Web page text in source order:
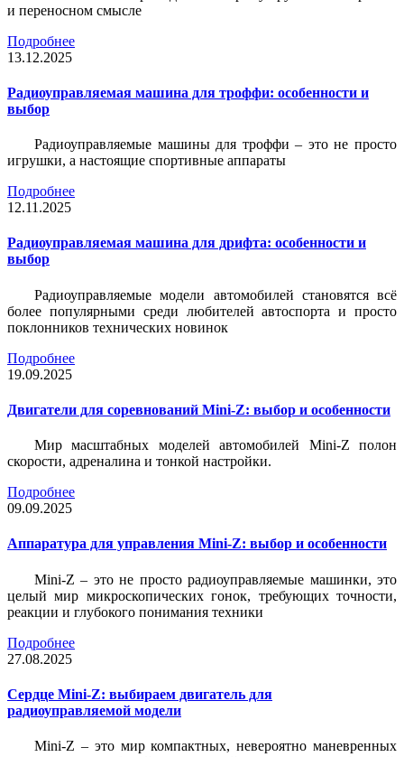
и переносном смысле
Подробнее
13.12.2025
Радиоуправляемая машина для троффи: особенности и
выбор
Радиоуправляемые машины для троффи – это не просто
игрушки, а настоящие спортивные аппараты
Подробнее
12.11.2025
Радиоуправляемая машина для дрифта: особенности и
выбор
Радиоуправляемые модели автомобилей становятся всё
более популярными среди любителей автоспорта и просто
поклонников технических новинок
Подробнее
19.09.2025
Двигатели для соревнований Mini-Z: выбор и особенности
Мир масштабных моделей автомобилей Mini-Z полон
скорости, адреналина и тонкой настройки.
Подробнее
09.09.2025
Аппаратура для управления Mini-Z: выбор и особенности
Mini-Z – это не просто радиоуправляемые машинки, это
целый мир микроскопических гонок, требующих точности,
реакции и глубокого понимания техники
Подробнее
27.08.2025
Сердце Mini-Z: выбираем двигатель для
радиоуправляемой модели
Mini-Z – это мир компактных, невероятно маневренных